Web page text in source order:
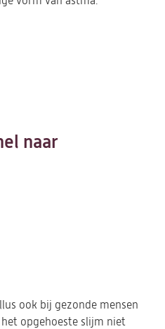
naar
ook bij gezonde mensen
opgehoeste slijm niet